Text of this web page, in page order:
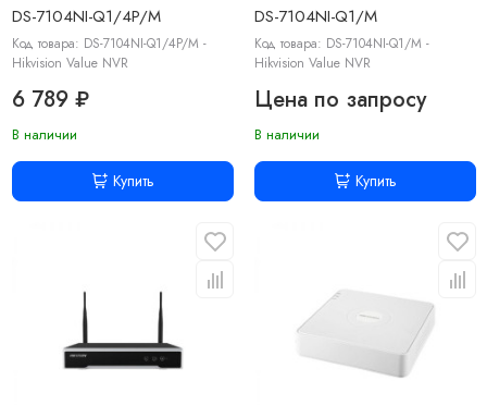
DS-7104NI-Q1/4P/M
Код товара: DS-7104NI-Q1/4P/M -
Hikvision Value NVR
6 789 ₽
В наличии
Купить
DS-7104NI-Q1/M
Код товара: DS-7104NI-Q1/M -
Hikvision Value NVR
Цена по запросу
В наличии
Купить